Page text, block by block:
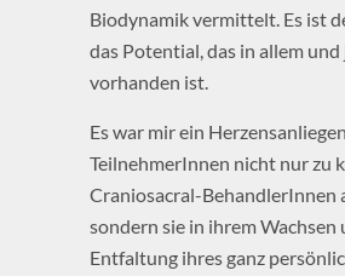
Biodynamik vermittelt. Es ist
das Potential, das in allem und
vorhanden ist.
Es war mir ein
TeilnehmerInnen nicht nur zu
Craniosacral-BehandlerInnen
sondern sie in ihrem Wachsen
Entfaltung ihres ganz